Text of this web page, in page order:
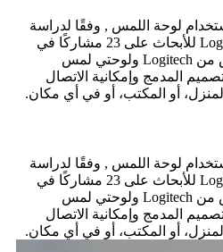
لوحة اللمس , وفقًا لدراسة
أجراها مختبر Logitech Ergonomic للأبحاث على 23 مشاركًا في
أكتوبر 2019 باستخدام 2 ماوس من Logitech ولوحتي لمس
المدمج وإمكانية الاتصال
أو المكتب، أو في أي مكان.
لوحة اللمس , وفقًا لدراسة
أجراها مختبر Logitech Ergonomic للأبحاث على 23 مشاركًا في
أكتوبر 2019 باستخدام 2 ماوس من Logitech ولوحتي لمس
المدمج وإمكانية الاتصال
أو المكتب، أو في أي مكان.